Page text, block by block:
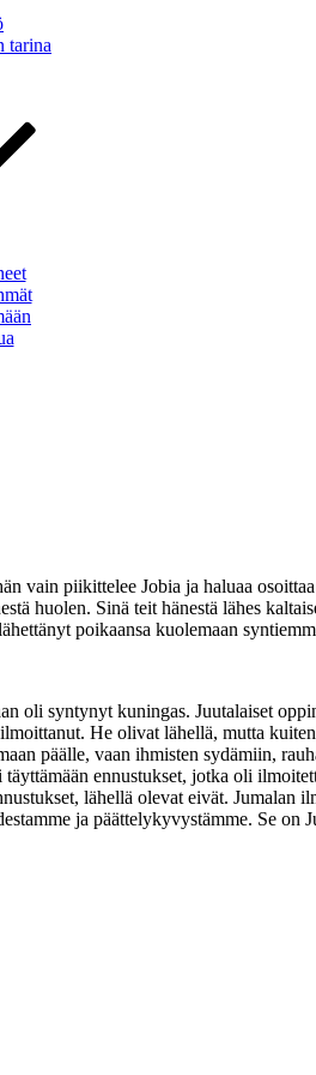
tarina
vain piikittelee Jobia ja haluaa
huolen. Sinä teit hänestä lähes
poikaansa kuolemaan
oli syntynyt kuningas. Juutalaiset
He olivat lähellä, mutta
päälle, vaan ihmisten sydämiin,
ennustukset, jotka oli
lähellä olevat eivät. Jumalan
ja päättelykyvystämme. Se on